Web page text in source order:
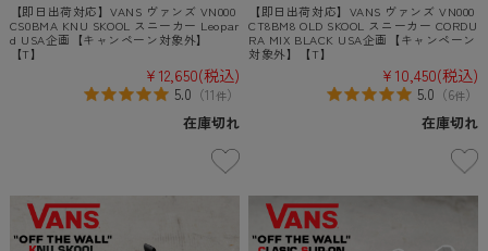
【即日出荷対応】VANS ヴァンズ VN000
CS0BMA KNU SKOOL スニーカー Leopar
d USA企画【キャンペーン対象外】
【T】
¥12,650(税込)
5.0 （11件）
在庫切れ
【即日出荷対応】VANS ヴァンズ VN000
CT8BM8 OLD SKOOL スニーカー CORDU
RA MIX BLACK USA企画【キャンペーン
対象外】【T】
¥10,450(税込)
5.0 （6件）
在庫切れ